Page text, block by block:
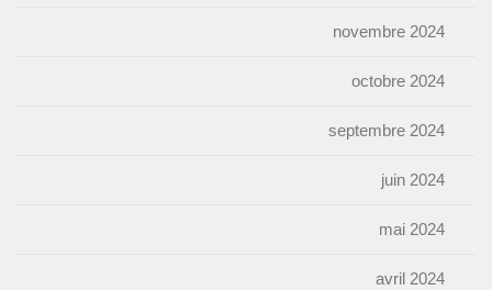
novembre 2024
octobre 2024
septembre 2024
juin 2024
mai 2024
avril 2024